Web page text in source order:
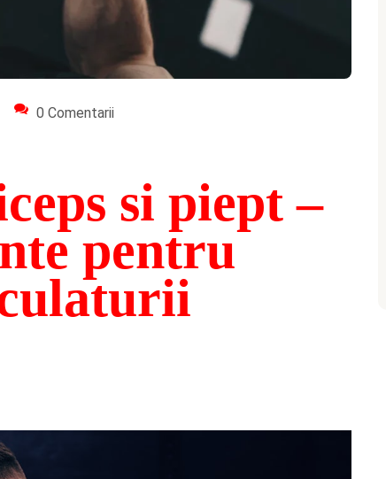
0 Comentarii
si piept –
pentru